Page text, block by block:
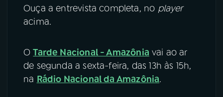
Ouça a entrevista completa, no player
acima.
OTarde Nacional - Amazônia vai ao ar
de segunda a sexta-feira, das 13h às 15h,
na Rádio Nacional da Amazônia.